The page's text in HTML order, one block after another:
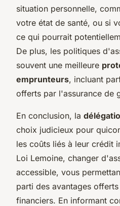
situation personnelle,
votre état de santé, ou si
ce qui pourrait
De plus, les politiques
souvent une meilleure
emprunteurs, incluant
offerts par l'assurance de
En conclusion, la
choix judicieux pour
les coûts liés à leur crédit
Loi Lemoine, changer
accessible, vous
parti des avantages
financiers. En informant